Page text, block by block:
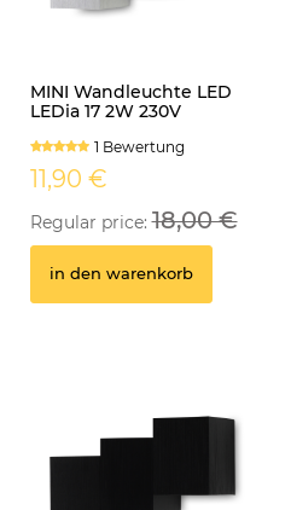
MINI Wandleuchte LED
LEDia 17 2W 230V
1 Bewertung
11,90 €
Regular price:18,00 €
in den warenkorb